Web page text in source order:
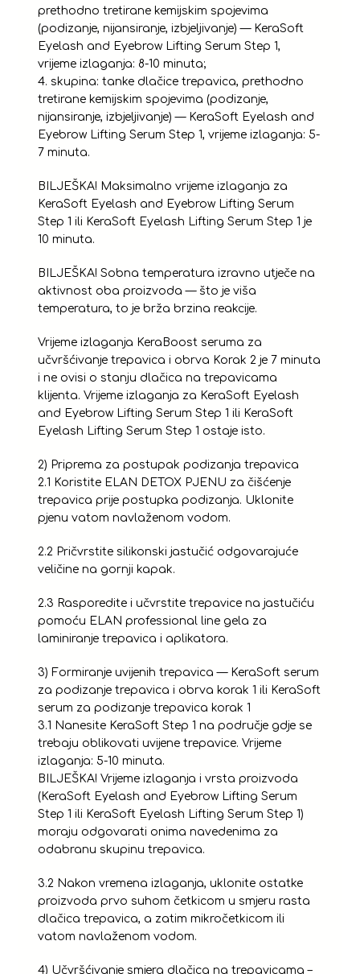
prethodno tretirane kemijskim spojevima
(podizanje, nijansiranje, izbjeljivanje) — KeraSoft
Eyelash and Eyebrow Lifting Serum Step 1,
vrijeme izlaganja: 8-10 minuta;
4. skupina: tanke dlačice trepavica, prethodno
tretirane kemijskim spojevima (podizanje,
nijansiranje, izbjeljivanje) — KeraSoft Eyelash and
Eyebrow Lifting Serum Step 1, vrijeme izlaganja: 5-
7 minuta.
BILJEŠKA! Maksimalno vrijeme izlaganja za
KeraSoft Eyelash and Eyebrow Lifting Serum
Step 1 ili KeraSoft Eyelash Lifting Serum Step 1 je
10 minuta.
BILJEŠKA! Sobna temperatura izravno utječe na
aktivnost oba proizvoda — što je viša
temperatura, to je brža brzina reakcije.
Vrijeme izlaganja KeraBoost seruma za
učvršćivanje trepavica i obrva Korak 2 je 7 minuta
i ne ovisi o stanju dlačica na trepavicama
klijenta. Vrijeme izlaganja za KeraSoft Eyelash
and Eyebrow Lifting Serum Step 1 ili KeraSoft
Eyelash Lifting Serum Step 1 ostaje isto.
2) Priprema za postupak podizanja trepavica
2.1 Koristite ELAN DETOX PJENU za čišćenje
trepavica prije postupka podizanja. Uklonite
pjenu vatom navlaženom vodom.
2.2 Pričvrstite silikonski jastučić odgovarajuće
veličine na gornji kapak.
2.3 Rasporedite i učvrstite trepavice na jastučiću
pomoću ELAN professional line gela za
laminiranje trepavica i aplikatora.
3) Formiranje uvijenih trepavica — KeraSoft serum
za podizanje trepavica i obrva korak 1 ili KeraSoft
serum za podizanje trepavica korak 1
3.1 Nanesite KeraSoft Step 1 na područje gdje se
trebaju oblikovati uvijene trepavice. Vrijeme
izlaganja: 5-10 minuta.
BILJEŠKA! Vrijeme izlaganja i vrsta proizvoda
(KeraSoft Eyelash and Eyebrow Lifting Serum
Step 1 ili KeraSoft Eyelash Lifting Serum Step 1)
moraju odgovarati onima navedenima za
odabranu skupinu trepavica.
3.2 Nakon vremena izlaganja, uklonite ostatke
proizvoda prvo suhom četkicom u smjeru rasta
dlačica trepavica, a zatim mikročetkicom ili
vatom navlaženom vodom.
4) Učvršćivanje smjera dlačica na trepavicama –